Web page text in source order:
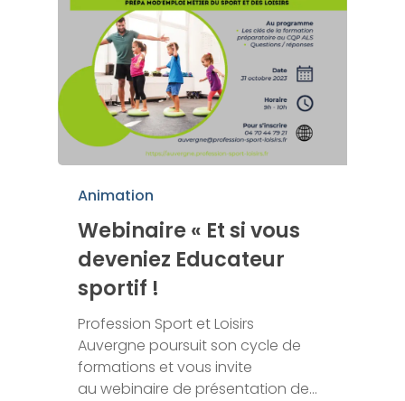
Animation
Webinaire « Et si vous
deveniez Educateur
sportif !
Profession Sport et Loisirs
Auvergne poursuit son cycle de
formations et vous invite
au webinaire de présentation de…